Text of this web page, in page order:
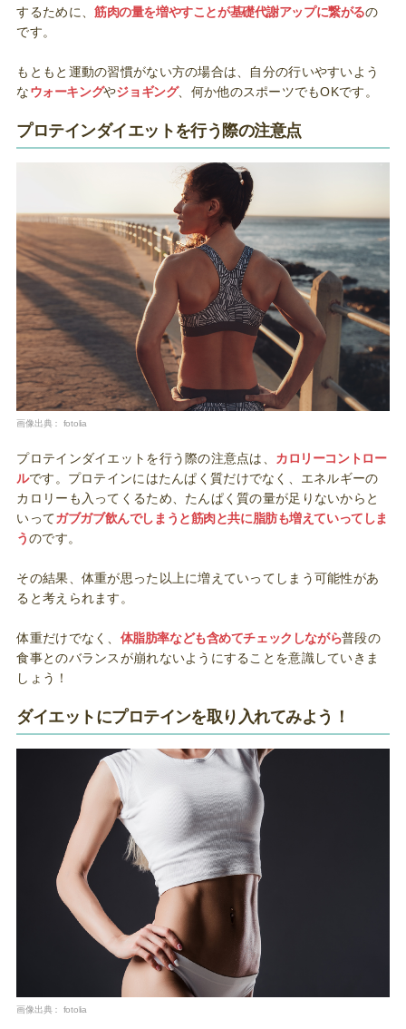
するために、筋肉の量を増やすことが基礎代謝アップに繋がるの
です。
もともと運動の習慣がない方の場合は、自分の行いやすいよう
なウォーキングやジョギング、何か他のスポーツでもOKです。
プロテインダイエットを行う際の注意点
画像出典： fotolia
プロテインダイエットを行う際の注意点は、 カロリーコントロー
ルです。プロテインにはたんぱく質だけでなく、エネルギーの
カロリーも入ってくるため、たんぱく質の量が足りないからと
いってガブガブ飲んでしまうと筋肉と共に脂肪も増えていってしま
うのです。
その結果、体重が思った以上に増えていってしまう可能性があ
ると考えられます。
体重だけでなく、 体脂肪率なども含めてチェックしながら普段の
食事とのバランスが崩れないようにすることを意識していきま
しょう！
ダイエットにプロテインを取り入れてみよう！
画像出典： fotolia